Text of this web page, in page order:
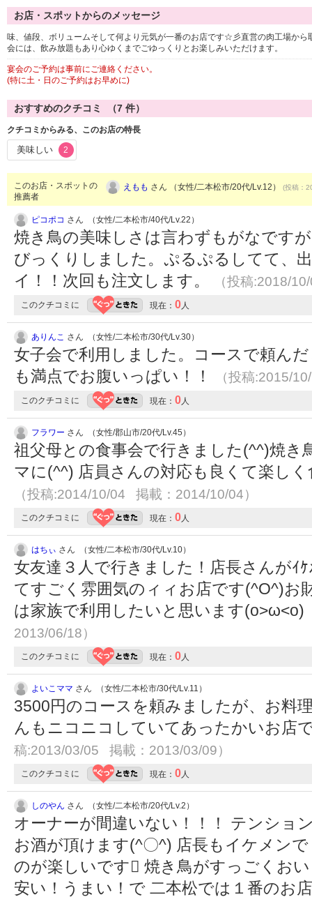
お店・スポットからのメッセージ
味、値段、ボリュームそして何より元気が一番のお店です☆彡直営の肉工場か
会には、飲み放題もあり心ゆくまでごゆっくりとお楽しみいただけます。
宴会のご予約は事前にご連絡ください。
(特に土・日のご予約はお早めに)
おすすめのクチコミ （7 件）
クチコミからみる、このお店の特長
美味しい 2
このお店・スポットの
推薦者
えもも さん （女性/二本松市/20代/Lv.12） (投稿：
ピコポコ さん （女性/二本松市/40代/Lv.22）
焼き鳥の美味しさは言わずもがなです
びっくりしました。ぷるぷるしてて、
イ！！次回も注文します。
（投稿:2018/
このクチコミに 現在： 0 人
ありんこ さん （女性/二本松市/30代/Lv.30）
女子会で利用しました。コースで頼ん
も満点でお腹いっぱい！！
（投稿:2015/
このクチコミに 現在： 0 人
フラワー さん （女性/郡山市/20代/Lv.45）
祖父母との食事会で行きました(^^)焼き
マに(^^) 店員さんの対応も良くて楽し
（投稿:2014/10/04 掲載：2014/10/04）
このクチコミに 現在： 0 人
はちぃ さん （女性/二本松市/30代/Lv.10）
女友達３人で行きました！店長さんがｲ
てすごく雰囲気のィィお店です(^O^)お
は家族で利用したいと思います(o>ω<o)
2013/06/18）
このクチコミに 現在： 0 人
よいこママ さん （女性/二本松市/30代/Lv.11）
3500円のコースを頼みましたが、お料
んもニコニコしていてあったかいお店
稿:2013/03/05 掲載：2013/03/09）
このクチコミに 現在： 0 人
しのやん さん （女性/二本松市/20代/Lv.2）
オーナーが間違いない！！！ テンショ
お酒が頂けます(^〇^) 店長もイケメン
のが楽しいです 焼き鳥がすっごくお
安い！うまい！で 二本松では１番のお